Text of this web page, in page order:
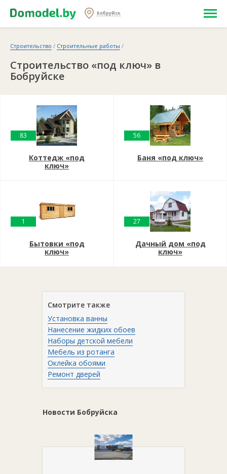
Бобруйск
Строительство / Строительные работы /
Строительство «под ключ» в
Бобруйске
83
Коттедж «под
ключ»
56
Баня «под ключ»
1
Бытовки «под
ключ»
27
Дачный дом «под
ключ»
Смотрите также
Установка ванны
Нанесение жидких обоев
Наборы детской мебели
Мебель из ротанга
Оклейка обоями
Ремонт дверей
Новости Бобруйска